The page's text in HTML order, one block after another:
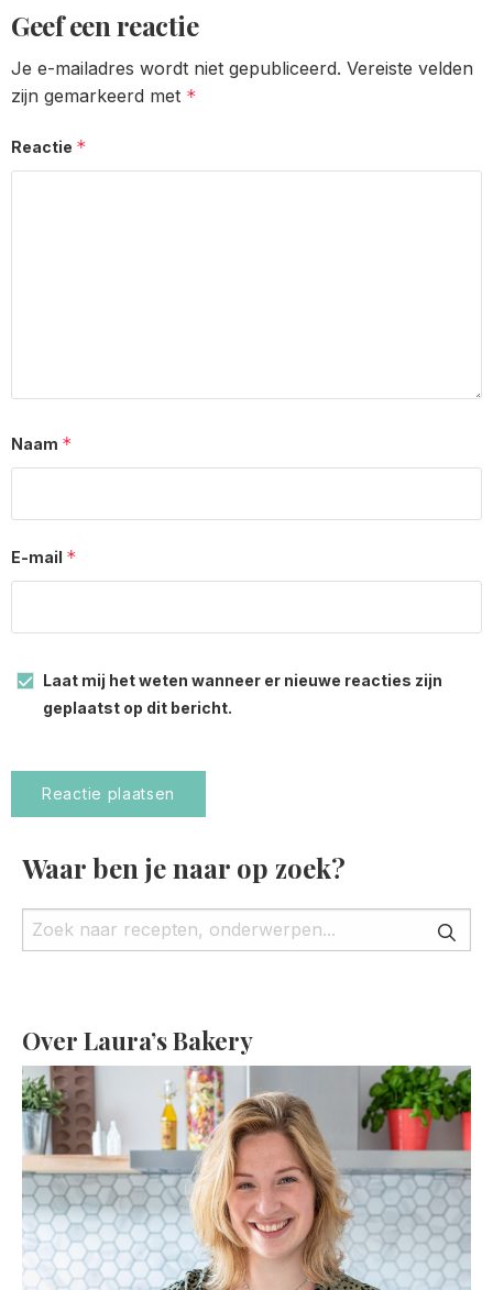
Geef een reactie
Je e-mailadres wordt niet gepubliceerd. Vereiste velden
zijn gemarkeerd met *
Reactie *
Naam *
E-mail *
Laat mij het weten wanneer er nieuwe reacties zijn
geplaatst op dit bericht.
Waar ben je naar op zoek?
Over Laura’s Bakery